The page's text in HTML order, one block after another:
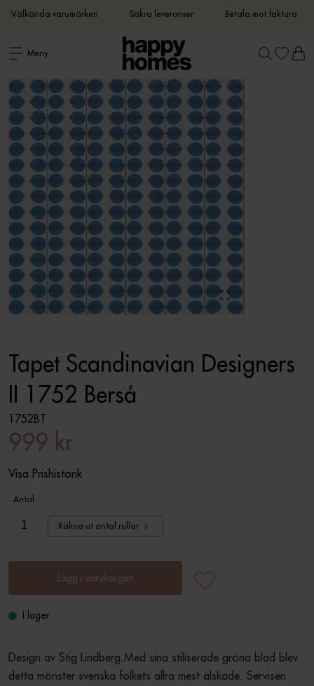
Välkända varumärken Säkra leveranser Betala mot faktura
Meny
Tapet Scandinavian Designers
II 1752 Berså
1752BT
999 kr
Visa Prishistorik
Antal
Räkna ut antal rullar
Lägg i varukorgen
I lager
Design av Stig Lindberg.Med sina stiliserade gröna blad blev
detta mönster svenska folkets allra mest älskade. Servisen